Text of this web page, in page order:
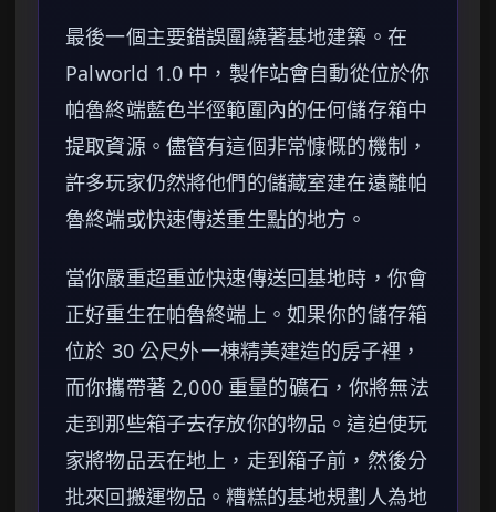
最後一個主要錯誤圍繞著基地建築。在
Palworld 1.0 中，製作站會自動從位於你
帕魯終端藍色半徑範圍內的任何儲存箱中
提取資源。儘管有這個非常慷慨的機制，
許多玩家仍然將他們的儲藏室建在遠離帕
魯終端或快速傳送重生點的地方。
當你嚴重超重並快速傳送回基地時，你會
正好重生在帕魯終端上。如果你的儲存箱
位於 30 公尺外一棟精美建造的房子裡，
而你攜帶著 2,000 重量的礦石，你將無法
走到那些箱子去存放你的物品。這迫使玩
家將物品丟在地上，走到箱子前，然後分
批來回搬運物品。糟糕的基地規劃人為地